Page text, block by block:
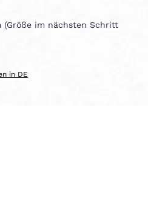
(Größe im nächsten Schritt
in DE